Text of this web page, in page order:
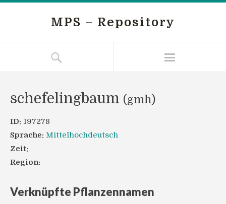
MPS – Repository
schefelingbaum (gmh)
ID: 197278
Sprache: Mittelhochdeutsch
Zeit:
Region:
Verknüpfte Pflanzennamen